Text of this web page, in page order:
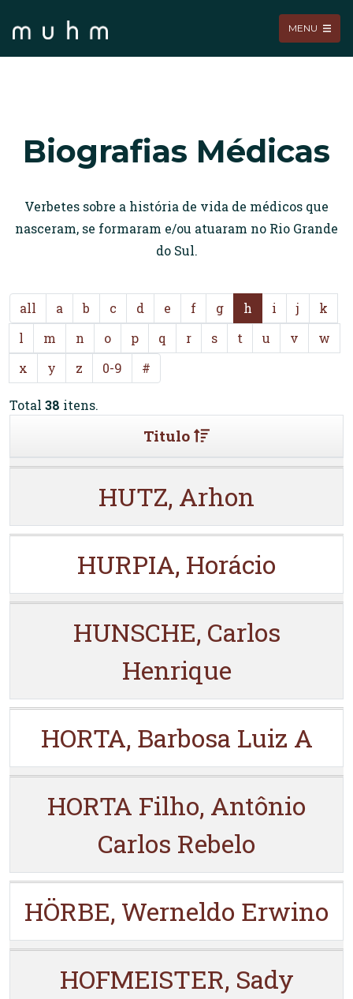
MENU
Biografias Médicas
Verbetes sobre a história de vida de médicos que
nasceram, se formaram e/ou atuaram no Rio Grande
do Sul.
all a b c d e f g h i j
k
l
m n o p q r s t u v
w
x
y z 0-9 #
Total 38 itens.
Titulo
HUTZ, Arhon
HURPIA, Horácio
HUNSCHE, Carlos
Henrique
HORTA, Barbosa Luiz A
HORTA Filho, Antônio
Carlos Rebelo
HÖRBE, Werneldo Erwino
HOFMEISTER, Sady